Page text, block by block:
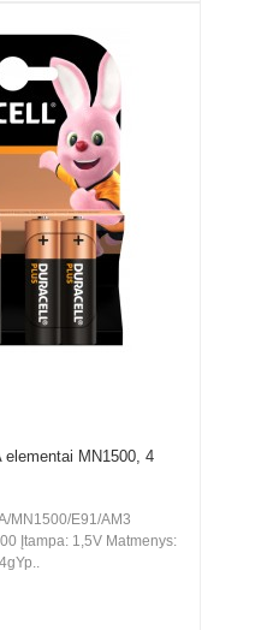
elementai MN1500, 4
MN1500/E91/AM3
Įtampa: 1,5V Matmenys: